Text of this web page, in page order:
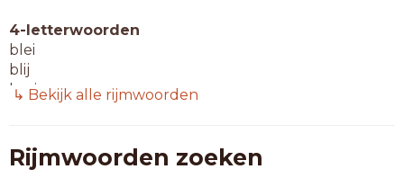
4-letterwoorden
blei
blij
brei
klei
prei
↳ Bekijk alle rijmwoorden
Rijmwoorden zoeken